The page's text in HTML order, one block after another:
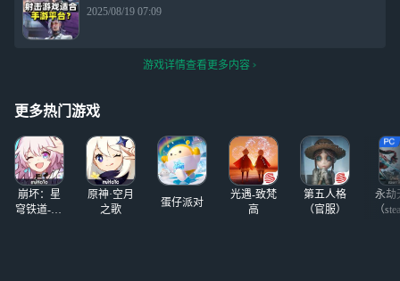
2025/08/19 07:09
游戏详情查看更多内容
更多热门游戏
崩坏：星
穹铁道-4.4
原神·空月
之歌
蛋仔派对
光遇-致梵
高
第五人格
（官服）
永劫
（